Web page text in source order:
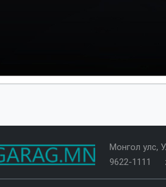
Монгол улс,
9622-1111